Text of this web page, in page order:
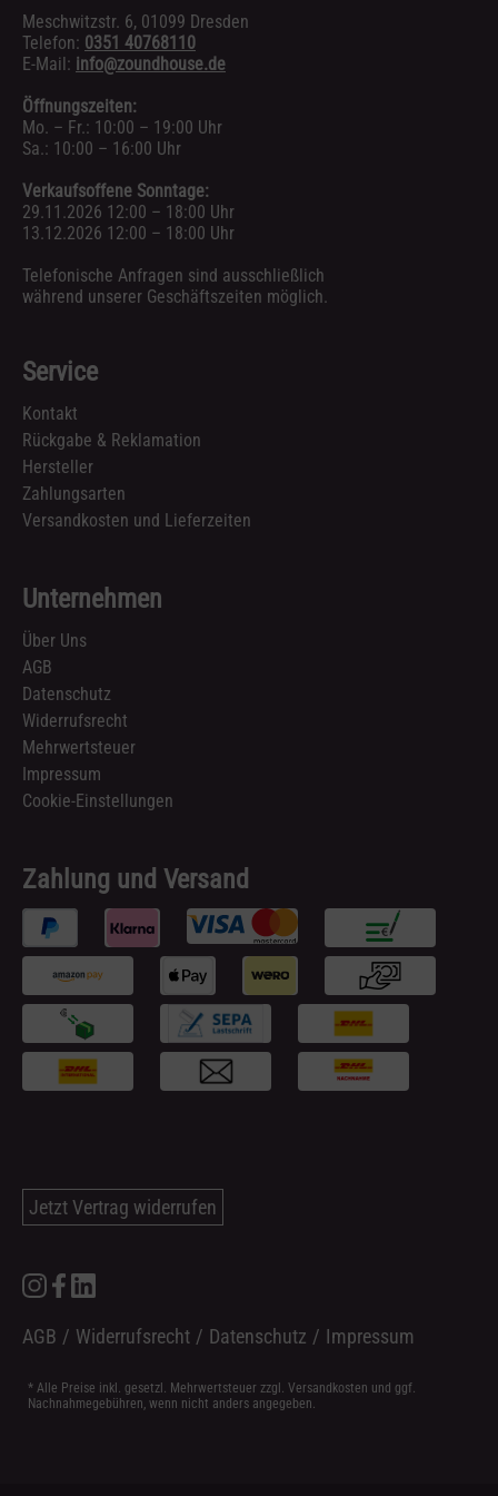
Meschwitzstr. 6, 01099 Dresden
Telefon: 0351 40768110
E-Mail: info@zoundhouse.de
Öffnungszeiten:
Mo. – Fr.: 10:00 – 19:00 Uhr
Sa.: 10:00 – 16:00 Uhr
Verkaufsoffene Sonntage:
29.11.2026 12:00 – 18:00 Uhr
13.12.2026 12:00 – 18:00 Uhr
Telefonische Anfragen sind ausschließlich
während unserer Geschäftszeiten möglich.
Service
Kontakt
Rückgabe & Reklamation
Hersteller
Zahlungsarten
Versandkosten und Lieferzeiten
Unternehmen
Über Uns
AGB
Datenschutz
Widerrufsrecht
Mehrwertsteuer
Impressum
Cookie-Einstellungen
Zahlung und Versand
Jetzt Vertrag widerrufen
AGB / Widerrufsrecht / Datenschutz / Impressum
* Alle Preise inkl. gesetzl. Mehrwertsteuer zzgl. Versandkosten und ggf.
Nachnahmegebühren, wenn nicht anders angegeben.